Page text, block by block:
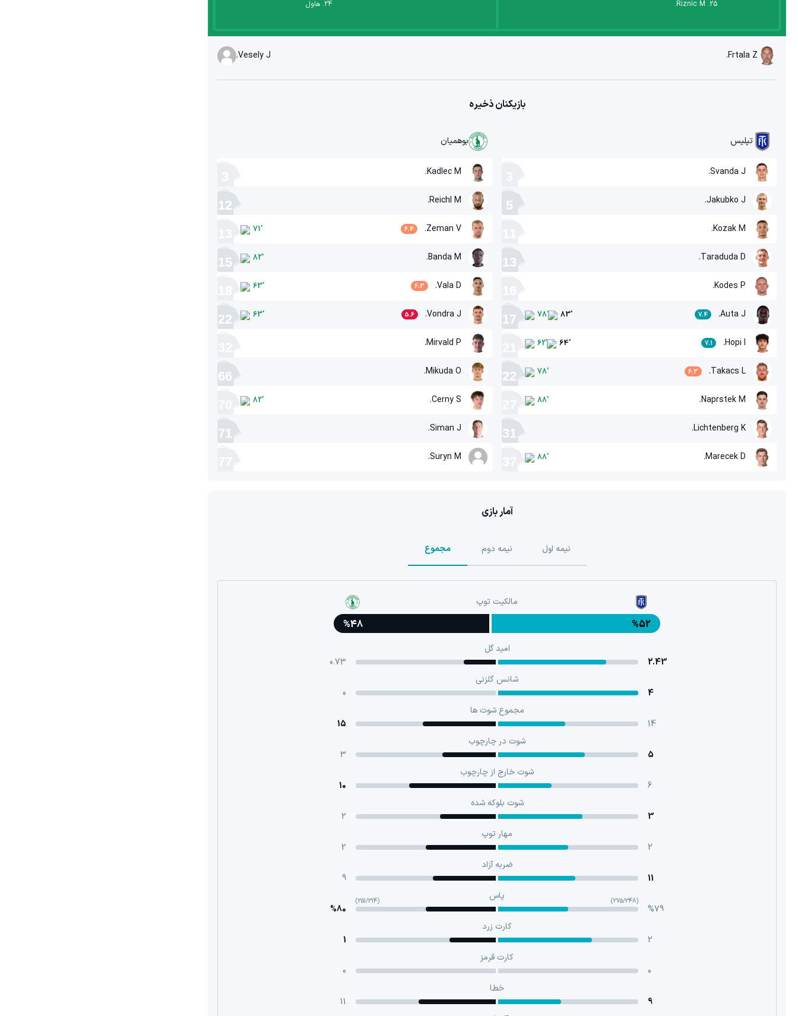
25
.
Riznic M.
24
. هاول
Frtala Z.
Vesely J.
بازیکنان ذخیره
تپلیس
Svanda J.
Jakubko J.
5
Kozak M.
Taraduda D.
13
Kodes P.
Auta J.
7.4
78' 83'
17
Hopi I.
7.1
62' 64'
Takacs L.
6.3
78'
22
Naprstek M.
88'
Lichtenberg K.
31
Marecek D.
88'
بوهمیان
Kadlec M.
Reichl M.
12
Zeman V.
6.4
71'
Banda M.
82'
15
Vala D.
6.3
63'
Vondra J.
5.6
63'
22
Mirvald P.
Mikuda O.
66
Cerny S.
82'
Siman J.
71
Suryn M.
آمار بازی
نیمه اول نیمه دوم مجموع
مالکیت توپ
%52
%48
امید گل
2.43
0.73
شانس گلزنی
4
0
مجموع شوت ها
14
15
شوت در چارچوب
5
3
شوت خارج از چارچوب
6
10
شوت بلوکه‌ شده
3
2
مهار توپ
2
2
ضربه آزاد
11
9
پاس
%79
(275/348)
(251/314)
%80
کارت زرد
2
1
کارت قرمز
0
0
خطا
9
11